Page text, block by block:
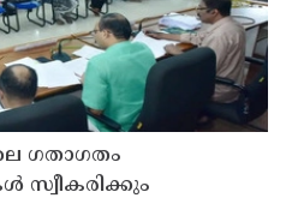
ഗതാഗതം
സ്വീകരിക്കും